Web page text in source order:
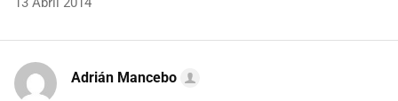
Adrián Mancebo